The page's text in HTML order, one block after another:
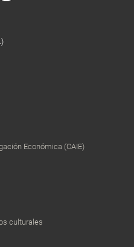
Económica (CAIE)
culturales